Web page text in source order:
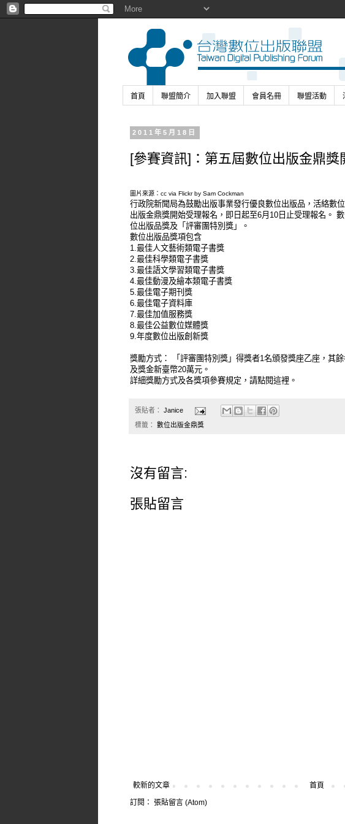
首頁 聯盟簡介 加入聯盟 會員名冊 聯盟活動
2011年5月18日
[參賽資訊]：第五屆數位出版金鼎獎
圖片來源：cc via Flickr by Sam Cockman
行政院新聞局為鼓勵出版事業發行優良數位出版品，活絡數
出版金鼎獎開始受理報名，即日起至6月10日止受理報名。
位出版品獎及「評審團特別獎」。
數位出版品獎項包含
1.最佳人文藝術類電子書獎
2.最佳科學類電子書獎
3.最佳語文學習類電子書獎
4.最佳動漫及繪本類電子書獎
5.最佳電子期刊獎
6.最佳電子資料庫
7.最佳加值服務獎
8.最佳公益數位媒體獎
9.年度數位出版創新獎
獎勵方式： 「評審團特別獎」得獎者1名頒發獎座乙座，其
及獎金新臺幣20萬元。
詳細獎勵方式及各獎項參賽規定，請點閱這裡 。
張貼者： Janice
標籤： 數位出版金鼎獎
沒有留言:
張貼留言
較新的文章
首頁
訂閱： 張貼留言 (Atom)